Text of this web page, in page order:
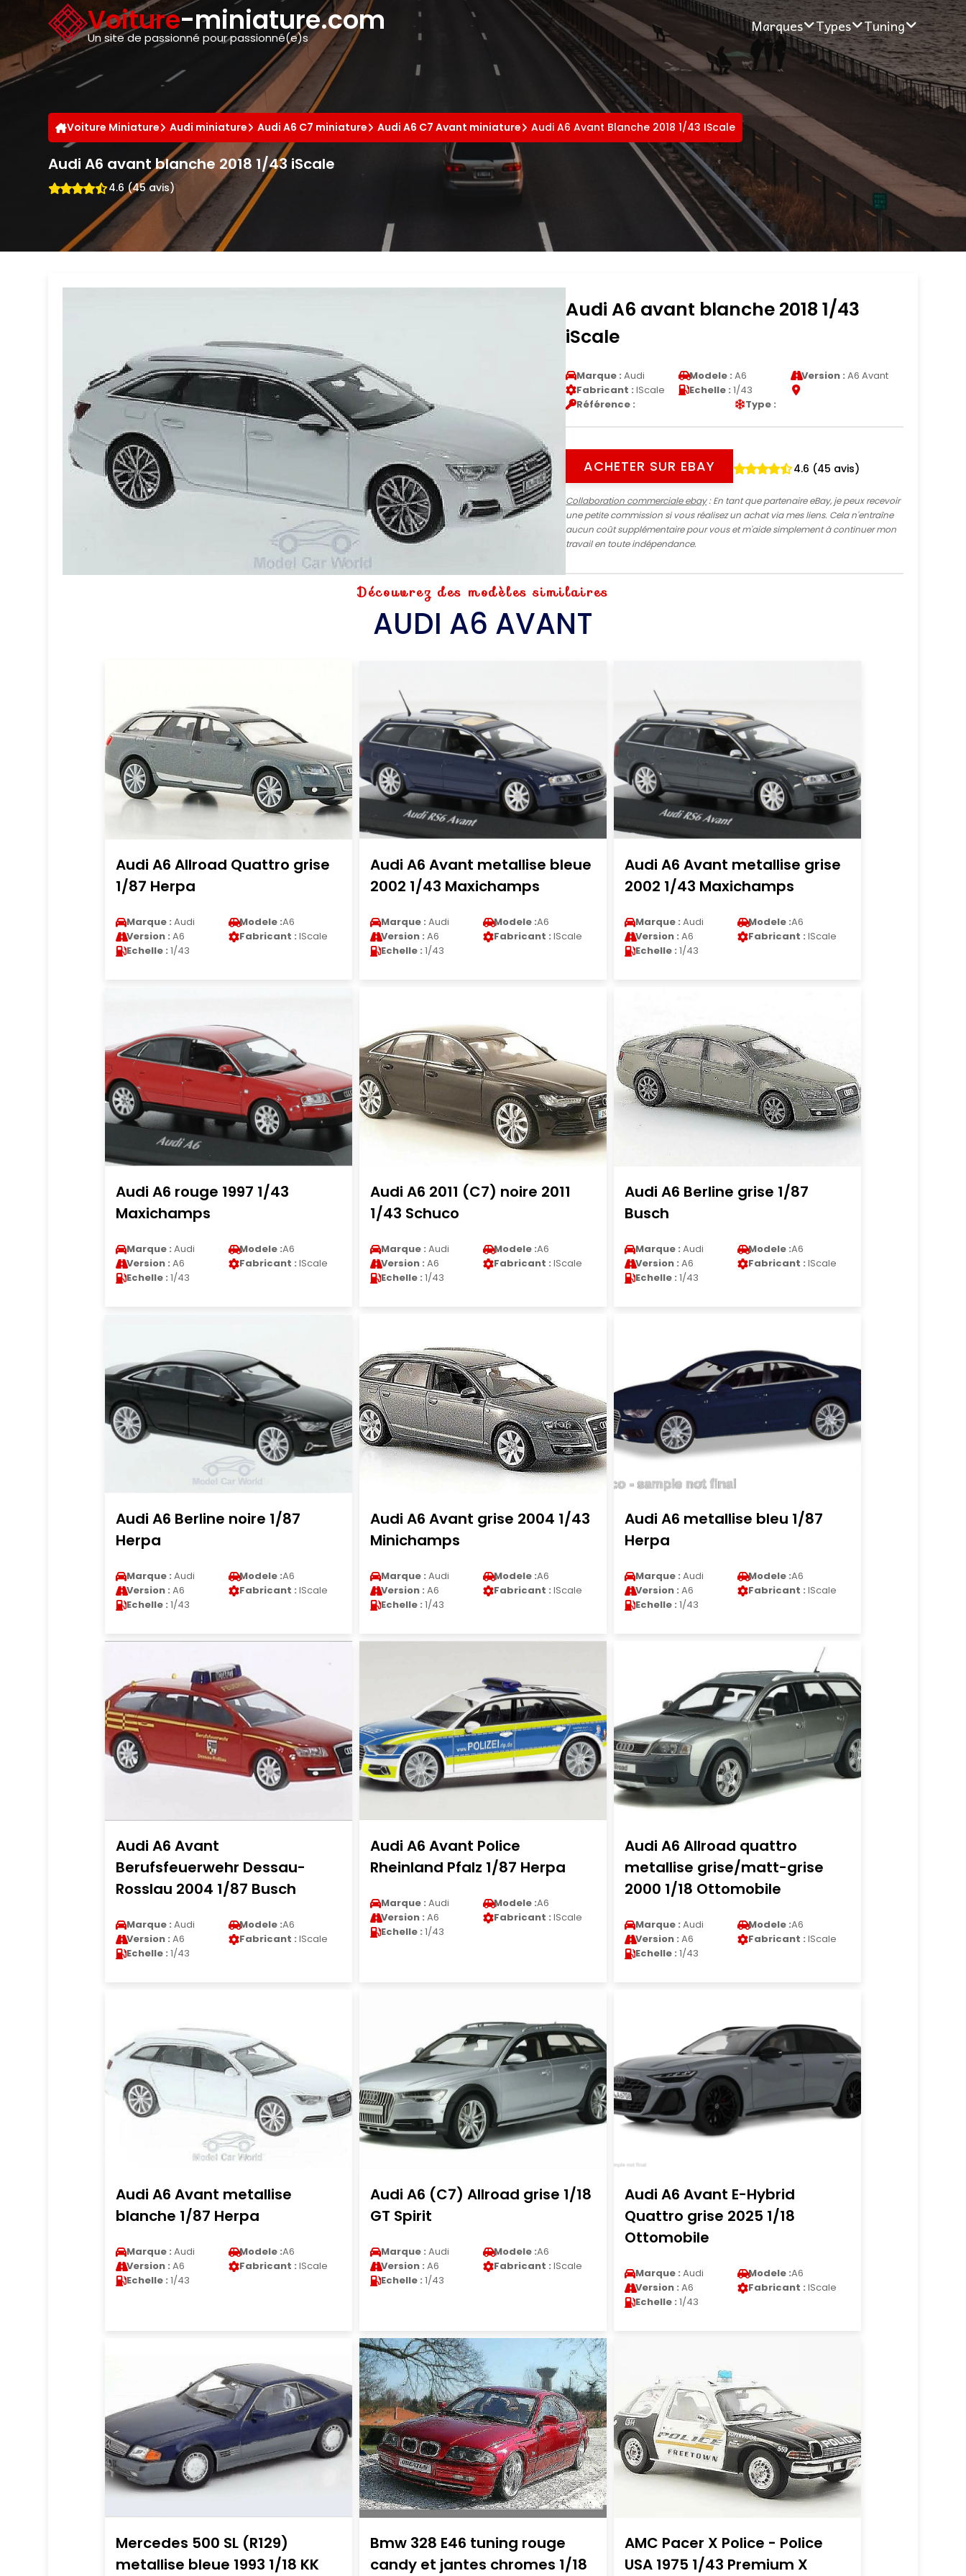
Voiture-miniature.com
Un site de passionné pour passionné(e)s
Marques Types Tuning
Voiture Miniature Audi miniature Audi A6 C7 miniature Audi A6 C7 Avant miniature Audi A6 Avant Blanche 2018 1/43 IScale
Audi A6 avant blanche 2018 1/43 iScale
4.6 (45 avis)
Audi A6 avant blanche 2018 1/43
iScale
Marque : Audi Modele : A6 Version : A6 Avant
Fabricant : IScale Echelle : 1/43
Référence :
Type :
ACHETER SUR EBAY 4.6 (45 avis)
Collaboration commerciale ebay: En tant que partenaire eBay, je peux recevoir
une petite commission si vous réalisez un achat via mes liens. Cela n'entraîne
aucun coût supplémentaire pour vous et m'aide simplement à continuer mon
travail en toute indépendance.
Découvrez des modèles similaires
AUDI A6 AVANT
Audi A6 Allroad Quattro grise
1/87 Herpa
Marque : Audi Modele :A6
Version : A6 Fabricant : IScale
Echelle : 1/43
Audi A6 Avant metallise bleue
2002 1/43 Maxichamps
Marque : Audi Modele :A6
Version : A6 Fabricant : IScale
Echelle : 1/43
Audi A6 Avant metallise grise
2002 1/43 Maxichamps
Marque : Audi Modele :A6
Version : A6 Fabricant : IScale
Echelle : 1/43
Audi A6 rouge 1997 1/43
Maxichamps
Marque : Audi Modele :A6
Version : A6 Fabricant : IScale
Echelle : 1/43
Audi A6 2011 (C7) noire 2011
1/43 Schuco
Marque : Audi Modele :A6
Version : A6 Fabricant : IScale
Echelle : 1/43
Audi A6 Berline grise 1/87
Busch
Marque : Audi Modele :A6
Version : A6 Fabricant : IScale
Echelle : 1/43
Audi A6 Berline noire 1/87
Herpa
Marque : Audi Modele :A6
Version : A6 Fabricant : IScale
Echelle : 1/43
Audi A6 Avant grise 2004 1/43
Minichamps
Marque : Audi Modele :A6
Version : A6 Fabricant : IScale
Echelle : 1/43
Audi A6 metallise bleu 1/87
Herpa
Marque : Audi Modele :A6
Version : A6 Fabricant : IScale
Echelle : 1/43
Audi A6 Avant
Berufsfeuerwehr Dessau-
Rosslau 2004 1/87 Busch
Marque : Audi Modele :A6
Version : A6 Fabricant : IScale
Echelle : 1/43
Audi A6 Avant Police
Rheinland Pfalz 1/87 Herpa
Marque : Audi Modele :A6
Version : A6 Fabricant : IScale
Echelle : 1/43
Audi A6 Allroad quattro
metallise grise/matt-grise
2000 1/18 Ottomobile
Marque : Audi Modele :A6
Version : A6 Fabricant : IScale
Echelle : 1/43
Audi A6 Avant metallise
blanche 1/87 Herpa
Marque : Audi Modele :A6
Version : A6 Fabricant : IScale
Echelle : 1/43
Audi A6 (C7) Allroad grise 1/18
GT Spirit
Marque : Audi Modele :A6
Version : A6 Fabricant : IScale
Echelle : 1/43
Audi A6 Avant E-Hybrid
Quattro grise 2025 1/18
Ottomobile
Marque : Audi Modele :A6
Version : A6 Fabricant : IScale
Echelle : 1/43
Mercedes 500 SL (R129)
metallise bleue 1993 1/18 KK
Bmw 328 E46 tuning rouge
candy et jantes chromes 1/18
AMC Pacer X Police - Police
USA 1975 1/43 Premium X
Panneau de gestion des cookies